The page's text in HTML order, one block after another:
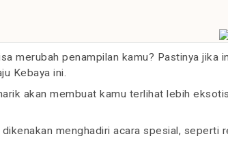
merubah penampilan kamu? Pastinya
Kebaya ini.
akan membuat kamu terlihat lebih
menghadiri acara spesial,